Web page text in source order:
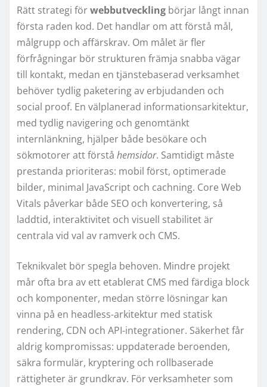
Rätt strategi förwebbutveckling börjar långt innan
första raden kod. Det handlar om att förstå mål,
målgrupp och affärskrav. Om målet är fler
förfrågningar bör strukturen främja snabba vägar
till kontakt, medan en tjänstebaserad verksamhet
behöver tydlig paketering av erbjudanden och
social proof. En välplanerad informationsarkitektur,
med tydlig navigering och genomtänkt
internlänkning, hjälper både besökare och
sökmotorer att förstå hemsidor. Samtidigt måste
prestanda prioriteras: mobil först, optimerade
bilder, minimal JavaScript och cachning. Core Web
Vitals påverkar både SEO och konvertering, så
laddtid, interaktivitet och visuell stabilitet är
centrala vid val av ramverk och CMS.
Teknikvalet bör spegla behoven. Mindre projekt
mår ofta bra av ett etablerat CMS med färdiga block
och komponenter, medan större lösningar kan
vinna på en headless-arkitektur med statisk
rendering, CDN och API-integrationer. Säkerhet får
aldrig kompromissas: uppdaterade beroenden,
säkra formulär, kryptering och rollbaserade
rättigheter är grundkrav. För verksamheter som